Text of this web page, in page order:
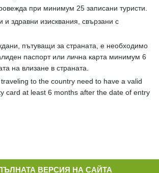
при минимум 25 записани туристи.
здравни изисквания, свързани с
пътуващи за страната, е необходимо
паспорт или лична карта минимум 6
на влизане в страната.
to the country need to have a valid
card at least 6 months after the date of entry
ВЕРСИЯ НА САЙТА